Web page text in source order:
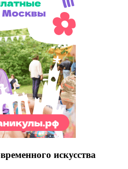
искусства